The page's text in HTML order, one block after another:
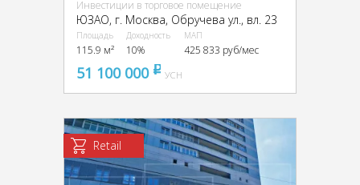
Инвестиции в торговое помещение
ЮЗАО, г. Москва, Обручева ул., вл. 23
Площадь
115.9 м²
Доходность
10%
МАП
425 833 руб/мес
51 100 000 pуб
УСН
Retail